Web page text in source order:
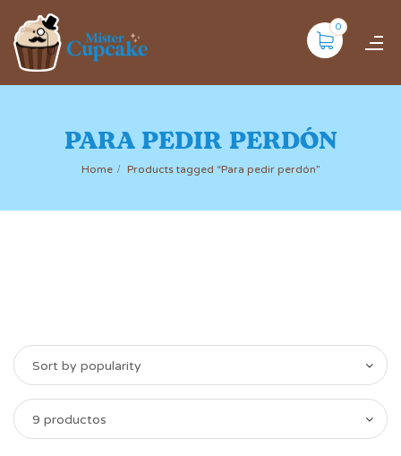
0
PARA PEDIR PERDÓN
Home Products tagged “Para pedir perdón”
Sort by popularity
9 productos